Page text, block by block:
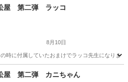
その他
屋 第二弾 ラッコ
8月10日
付属していたおまけでラッコ先生になります
フィギュア ラッコ
屋 第二弾 カニちゃん